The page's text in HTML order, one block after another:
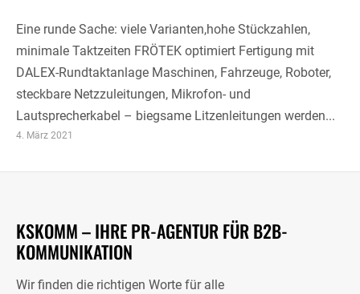
Eine runde Sache: viele Varianten,hohe Stückzahlen,
minimale Taktzeiten FRÖTEK optimiert Fertigung mit
DALEX-Rundtaktanlage Maschinen, Fahrzeuge, Roboter,
steckbare Netzzuleitungen, Mikrofon- und
Lautsprecherkabel – biegsame Litzenleitungen werden...
4. März 2021
KSKOMM – IHRE PR-AGENTUR FÜR B2B-
KOMMUNIKATION
Wir finden die richtigen Worte für alle